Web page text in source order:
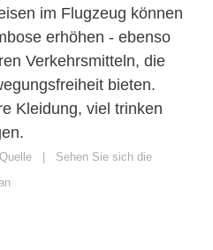
im Flugzeug können
erhöhen - ebenso
Verkehrsmitteln, die
bieten.
Kleidung, viel trinken
Sehen Sie sich die